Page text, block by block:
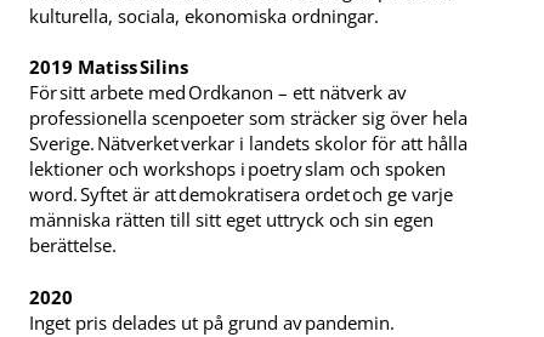
kulturella, sociala, ekonomiska ordningar.
2019 Matiss Silins
För sitt arbete med Ordkanon – ett nätverk av
professionella scenpoeter som sträcker sig över hela
Sverige. Nätverket verkar i landets skolor för att hålla
lektioner och workshops i poetry slam och spoken
word. Syftet är att demokratisera ordet och ge varje
människa rätten till sitt eget uttryck och sin egen
berättelse.
2020
Inget pris delades ut på grund av pandemin.